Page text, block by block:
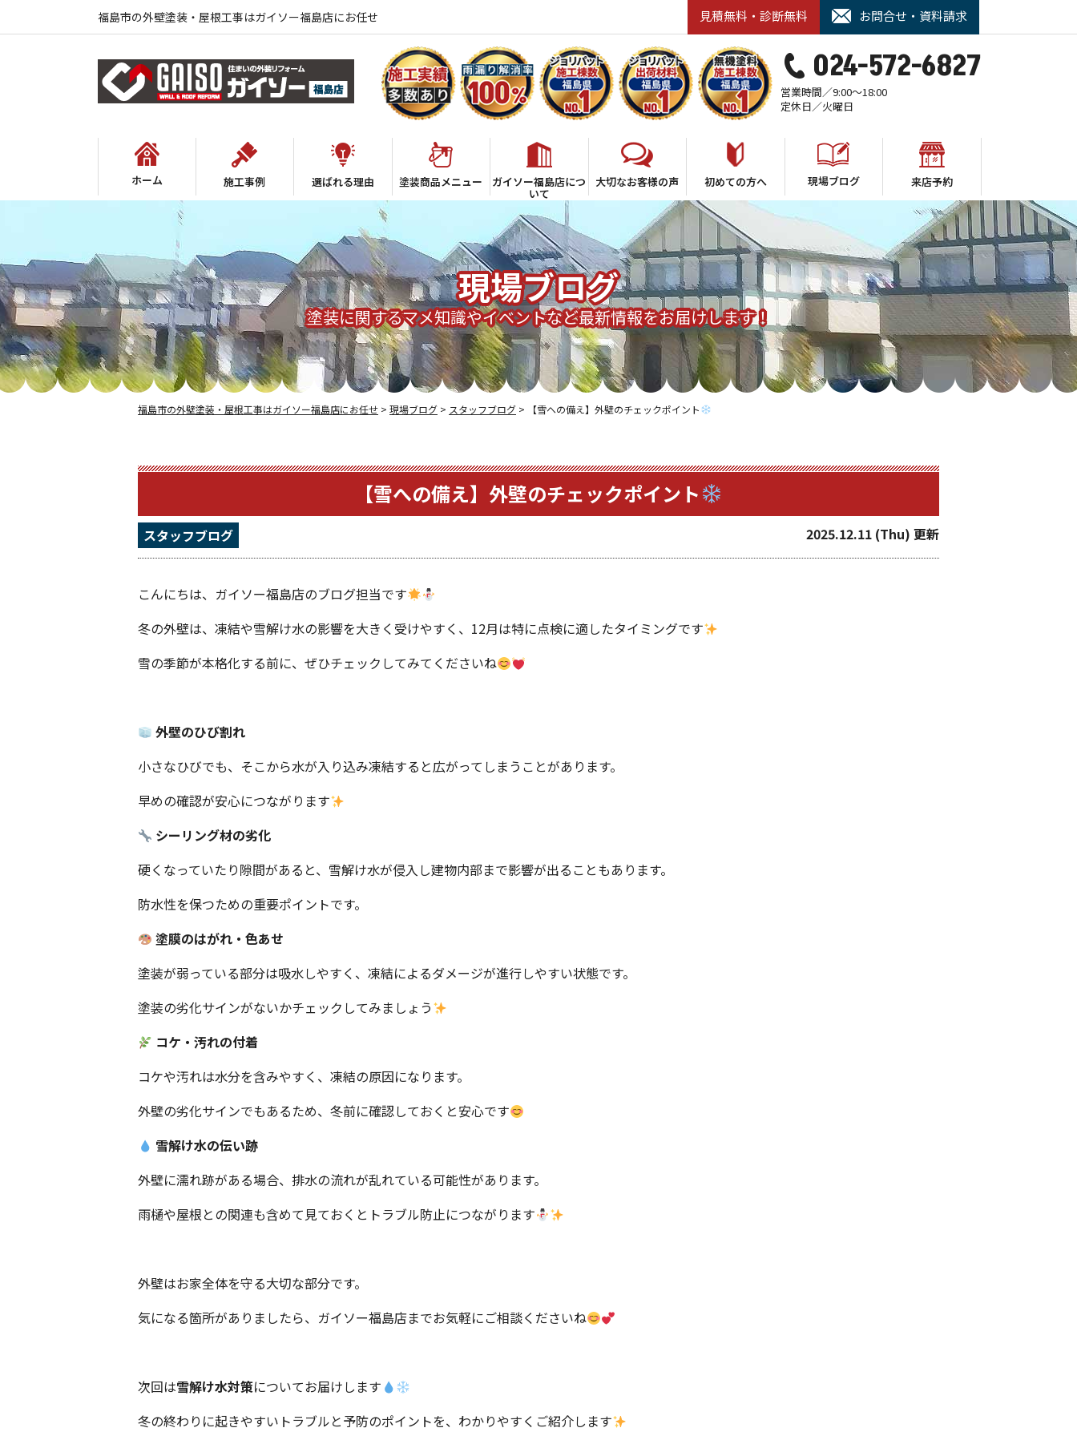
福島市の外壁塗装・屋根工事はガイソー福島店にお任せ 見積無料・診断無料 お問合せ・資料請求
024-572-6827
営業時間／9:00～18:00
定休日／火曜日
ホーム 施工事例 選ばれる理由 塗装商品メニュー ガイソー福島店につ
いて
大切なお客様の声 初めての方へ 現場ブログ 来店予約
現場ブログ
塗装に関するマメ知識やイベントなど最新情報をお届けします！
福島市の外壁塗装・屋根工事はガイソー福島店にお任せ > 現場ブログ > スタッフブログ > 【雪への備え】外壁のチェックポイント
【雪への備え】外壁のチェックポイント
スタッフブログ 2025.12.11 (Thu) 更新
こんにちは、ガイソー福島店のブログ担当です
冬の外壁は、凍結や雪解け水の影響を大きく受けやすく、12月は特に点検に適したタイミングです
雪の季節が本格化する前に、ぜひチェックしてみてくださいね
外壁のひび割れ
小さなひびでも、そこから水が入り込み凍結すると広がってしまうことがあります。
早めの確認が安心につながります
シーリング材の劣化
硬くなっていたり隙間があると、雪解け水が侵入し建物内部まで影響が出ることもあります。
防水性を保つための重要ポイントです。
塗膜のはがれ・色あせ
塗装が弱っている部分は吸水しやすく、凍結によるダメージが進行しやすい状態です。
塗装の劣化サインがないかチェックしてみましょう
コケ・汚れの付着
コケや汚れは水分を含みやすく、凍結の原因になります。
外壁の劣化サインでもあるため、冬前に確認しておくと安心です
雪解け水の伝い跡
外壁に濡れ跡がある場合、排水の流れが乱れている可能性があります。
雨樋や屋根との関連も含めて見ておくとトラブル防止につながります
外壁はお家全体を守る大切な部分です。
気になる箇所がありましたら、ガイソー福島店までお気軽にご相談くださいね
次回は雪解け水対策についてお届けします
冬の終わりに起きやすいトラブルと予防のポイントを、わかりやすくご紹介します